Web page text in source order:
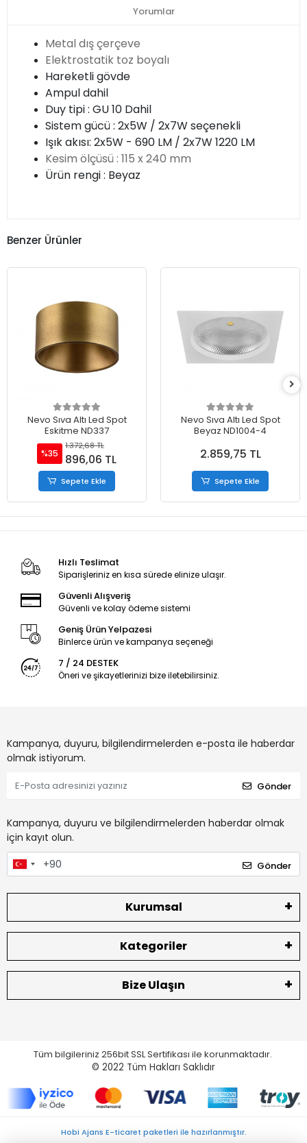
Yorumlar
Metal dış çerçeve
Elektrostatik toz boyalı
Hareketli gövde
Ampul dahil
Duy tipi : GU 10 Dahil
Sistem gücü : 2x5W / 2x7W seçenekli
Işık akısı: 2x5W - 690 LM / 2x7W 1220 LM
Kesim ölçüsü : 115 x 240 mm
Ürün rengi : Beyaz
Benzer Ürünler
Nevo Sıva Altı Led Spot
Eskitme ND337
%35
1.372,68 TL
896,06 TL
Sepete Ekle
Nevo Sıva Altı Led Spot
Beyaz ND1004-4
2.859,75 TL
Sepete Ekle
Hızlı Teslimat
Siparişleriniz en kısa sürede elinize ulaşır.
Güvenli Alışveriş
Güvenli ve kolay ödeme sistemi
Geniş Ürün Yelpazesi
Binlerce ürün ve kampanya seçeneği
7 / 24 DESTEK
Öneri ve şikayetlerinizi bize iletebilirsiniz.
Kampanya, duyuru, bilgilendirmelerden e-posta ile haberdar
olmak istiyorum.
Gönder
Kampanya, duyuru ve bilgilendirmelerden haberdar olmak
için kayıt olun.
Gönder
Kurumsal
Kategoriler
Bize Ulaşın
Tüm bilgileriniz 256bit SSL Sertifikası ile korunmaktadır.
© 2022 Tüm Hakları Saklıdır
Hobi Ajans E-ticaret paketleri ile hazırlanmıştır.